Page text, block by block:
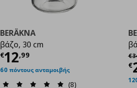
BERÄKNA
βάζο, 30 cm
€12,99
Τρέχουσα τιμή €
60 πόντους ανταμοιβής
(8)
€
€